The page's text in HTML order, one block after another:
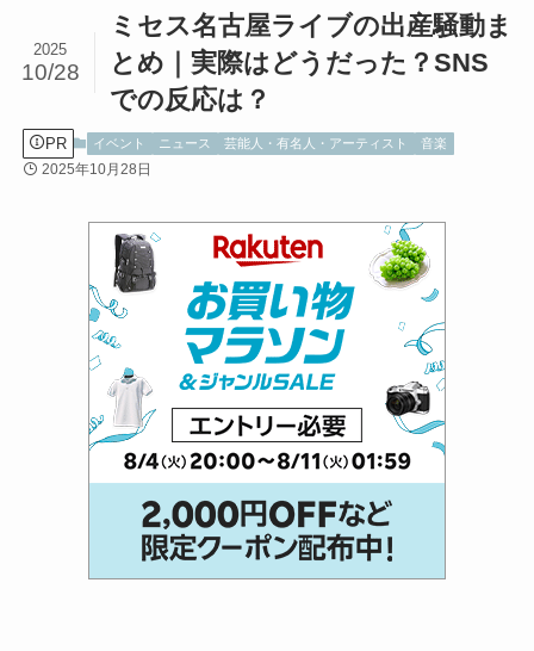
ミセス名古屋ライブの出産騒動ま
とめ｜実際はどうだった？SNS
での反応は？
2025
10/28
PR イベント ニュース 芸能人・有名人・アーティスト 音楽
2025年10月28日